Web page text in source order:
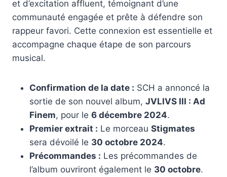
et d’excitation affluent, témoignant d’une
communauté engagée et prête à défendre son
rappeur favori. Cette connexion est essentielle et
accompagne chaque étape de son parcours
musical.
Confirmation de la date : SCH a annoncé la
sortie de son nouvel album, JVLIVS III : Ad
Finem, pour le 6 décembre 2024.
Premier extrait : Le morceau Stigmates
sera dévoilé le 30 octobre 2024.
Précommandes : Les précommandes de
l’album ouvriront également le 30 octobre.